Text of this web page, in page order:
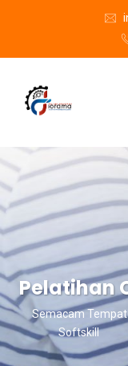
Pelatihan
Semacam
Softskill